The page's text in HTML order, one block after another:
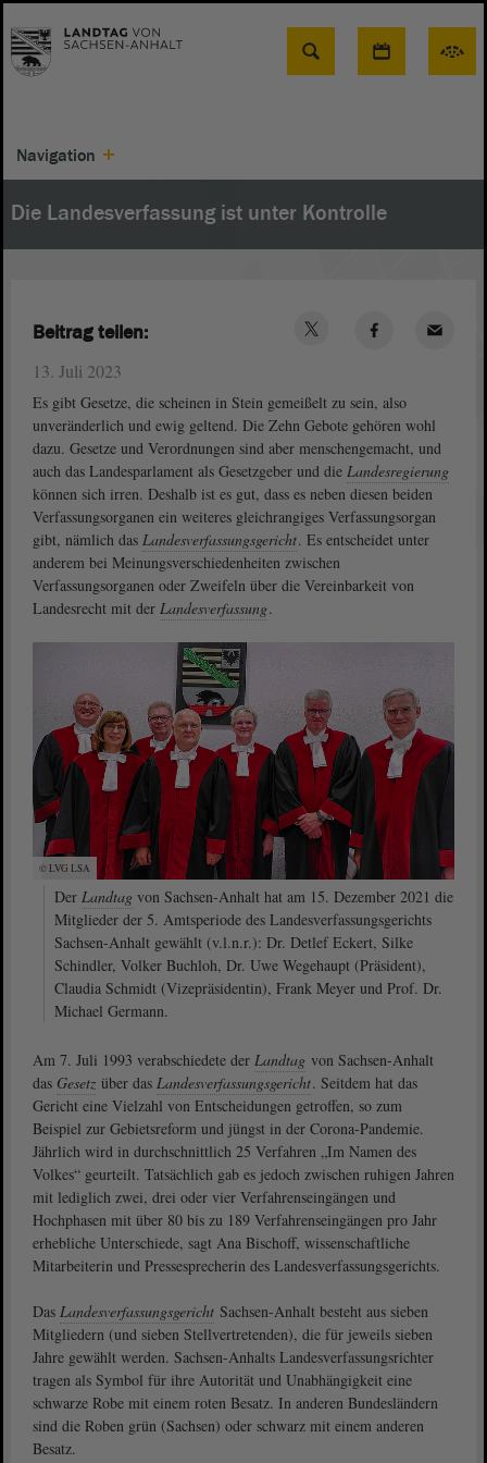
Suche
Navigation
Die Landesverfassung ist unter Kontrolle
13. Juli 2023
Es gibt Gesetze, die scheinen in Stein gemeißelt zu sein, also
unveränderlich und ewig geltend. Die Zehn Gebote gehören wohl
dazu. Gesetze und Verordnungen sind aber menschengemacht, und
auch das Landesparlament als Gesetzgeber und die Landesregierung
können sich irren. Deshalb ist es gut, dass es neben diesen beiden
Verfassungsorganen ein weiteres gleichrangiges Verfassungsorgan
gibt, nämlich das Landesverfassungsgericht. Es entscheidet unter
anderem bei Meinungsverschiedenheiten zwischen
Verfassungsorganen oder Zweifeln über die Vereinbarkeit von
Landesrecht mit der Landesverfassung.
© LVG LSA
Der Landtag von Sachsen-Anhalt hat am 15. Dezember 2021 die
Mitglieder der 5. Amtsperiode des Landesverfassungsgerichts
Sachsen-Anhalt gewählt (v.l.n.r.): Dr. Detlef Eckert, Silke
Schindler, Volker Buchloh, Dr. Uwe Wegehaupt (Präsident),
Claudia Schmidt (Vizepräsidentin), Frank Meyer und Prof. Dr.
Michael Germann.
Am 7. Juli 1993 verabschiedete der Landtag von Sachsen-Anhalt
das Gesetz über das Landesverfassungsgericht. Seitdem hat das
Gericht eine Vielzahl von Entscheidungen getroffen, so zum
Beispiel zur Gebietsreform und jüngst in der Corona-Pandemie.
Jährlich wird in durchschnittlich 25 Verfahren „Im Namen des
Volkes“ geurteilt. Tatsächlich gab es jedoch zwischen ruhigen Jahren
mit lediglich zwei, drei oder vier Verfahrenseingängen und
Hochphasen mit über 80 bis zu 189 Verfahrenseingängen pro Jahr
erhebliche Unterschiede, sagt Ana Bischoff, wissenschaftliche
Mitarbeiterin und Pressesprecherin des Landesverfassungsgerichts.
Das Landesverfassungsgericht Sachsen-Anhalt besteht aus sieben
Mitgliedern (und sieben Stellvertretenden), die für jeweils sieben
Jahre gewählt werden. Sachsen-Anhalts Landesverfassungsrichter
tragen als Symbol für ihre Autorität und Unabhängigkeit eine
schwarze Robe mit einem roten Besatz. In anderen Bundesländern
sind die Roben grün (Sachsen) oder schwarz mit einem anderen
Besatz.
Beitrag teilen: